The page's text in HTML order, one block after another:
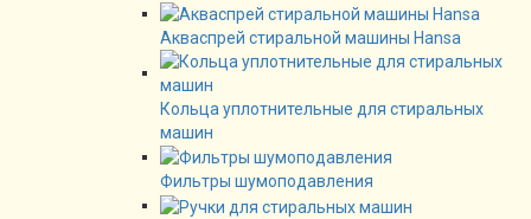
Акваспрей стиральной машины Hansa
Кольца уплотнительные для стиральных
машин
Фильтры шумоподавления